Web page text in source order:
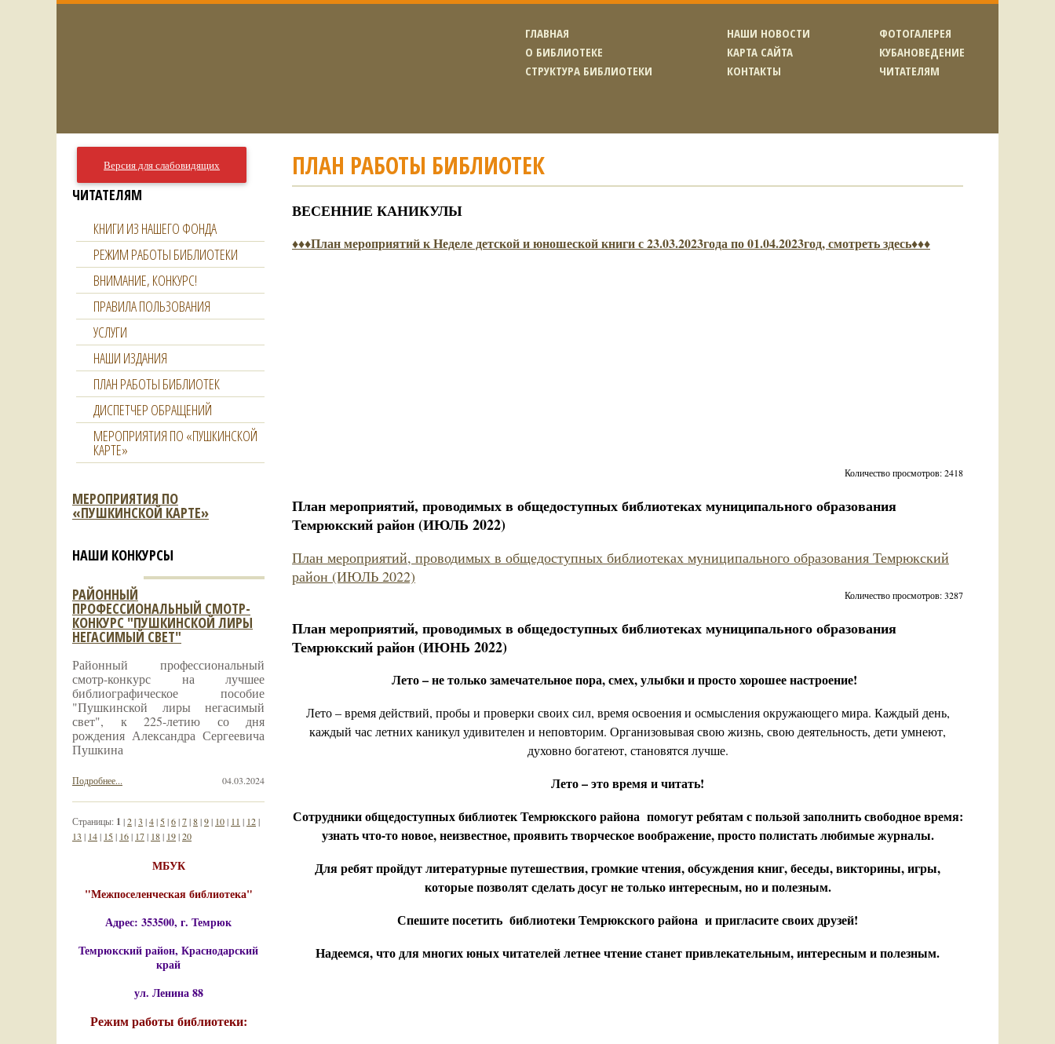
ГЛАВНАЯ
О БИБЛИОТЕКЕ
СТРУКТУРА БИБЛИОТЕКИ
НАШИ НОВОСТИ
КАРТА САЙТА
КОНТАКТЫ
ФОТОГАЛЕРЕЯ
КУБАНОВЕДЕНИЕ
ЧИТАТЕЛЯМ
ПЛАН РАБОТЫ БИБЛИОТЕК
ВЕСЕННИЕ КАНИКУЛЫ
♦♦♦План мероприятий к Неделе детской и юношеской книги с 23.03.2023года по 01.04.2023год, смотреть здесь♦♦♦
Количество просмотров: 2418
План мероприятий, проводимых в общедоступных библиотеках муниципального образования
Темрюкский район (ИЮЛЬ 2022)
План мероприятий, проводимых в общедоступных библиотеках муниципального образования Темрюкский
район (ИЮЛЬ 2022)
Количество просмотров: 3287
План мероприятий, проводимых в общедоступных библиотеках муниципального образования
Темрюкский район (ИЮНЬ 2022)
Лето – не только замечательное пора, смех, улыбки и просто хорошее настроение!
Лето – время действий, пробы и проверки своих сил, время освоения и осмысления окружающего мира. Каждый день,
каждый час летних каникул удивителен и неповторим. Организовывая свою жизнь, свою деятельность, дети умнеют,
духовно богатеют, становятся лучше.
Лето – это время и читать!
Сотрудники общедоступных библиотек Темрюкского района помогут ребятам с пользой заполнить свободное время:
узнать что-то новое, неизвестное, проявить творческое воображение, просто полистать любимые журналы.
Для ребят пройдут литературные путешествия, громкие чтения, обсуждения книг, беседы, викторины, игры,
которые позволят сделать досуг не только интересным, но и полезным.
Спешите посетить библиотеки Темрюкского района и пригласите своих друзей!
Надеемся, что для многих юных читателей летнее чтение станет привлекательным, интересным и полезным.
Версия для слабовидящих
ЧИТАТЕЛЯМ
КНИГИ ИЗ НАШЕГО ФОНДА
РЕЖИМ РАБОТЫ БИБЛИОТЕКИ
ВНИМАНИЕ, КОНКУРС!
ПРАВИЛА ПОЛЬЗОВАНИЯ
УСЛУГИ
НАШИ ИЗДАНИЯ
ПЛАН РАБОТЫ БИБЛИОТЕК
ДИСПЕТЧЕР ОБРАЩЕНИЙ
МЕРОПРИЯТИЯ ПО «ПУШКИНСКОЙ
КАРТЕ»
МЕРОПРИЯТИЯ ПО
«ПУШКИНСКОЙ КАРТЕ»
НАШИ КОНКУРСЫ
РАЙОННЫЙ
ПРОФЕССИОНАЛЬНЫЙ СМОТР-
КОНКУРС "ПУШКИНСКОЙ ЛИРЫ
НЕГАСИМЫЙ СВЕТ"
Районный профессиональный
смотр-конкурс на лучшее
библиографическое пособие
"Пушкинской лиры негасимый
свет", к 225-летию со дня
рождения Александра Сергеевича
Пушкина
04.03.2024
Подробнее...
Страницы: 1 |2|3 |4| 5|6|7|8|9| 10| 11 | 12|
13 | 14| 15| 16| 17| 18| 19|20
МБУК
"Межпоселенческая библиотека"
Адрес: 353500, г. Темрюк
Темрюкский район, Краснодарский
край
ул. Ленина 88
Режим работы библиотеки: